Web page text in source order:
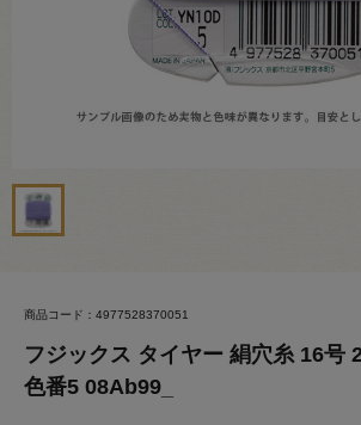
商品コード：4977528370051
フジックス タイヤー 絹穴糸 16号
色番5 08Ab99_